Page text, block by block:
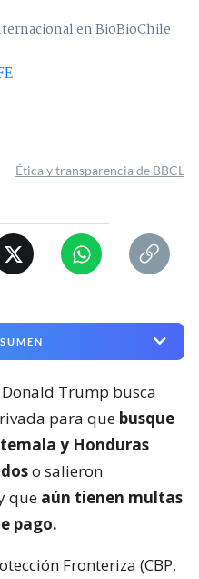
en BioBioChile
Ética y transparencia de BBCL
Trump busca
para que busque
y Honduras
o salieron
que aún tienen multas
pago.
Fronteriza (CBP,